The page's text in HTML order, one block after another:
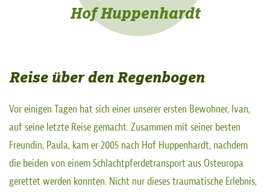
Hof Huppenhardt
Reise über den Regenbogen
Vor einigen Tagen hat sich einer unserer ersten Bewohner, Ivan,
auf seine letzte Reise gemacht. Zusammen mit seiner besten
Freundin, Paula, kam er 2005 nach Hof Huppenhardt, nachdem
die beiden von einem Schlachtpferdetransport aus Osteuropa
gerettet werden konnten. Nicht nur dieses traumatische Erlebnis,